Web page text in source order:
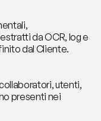
da OCR, log e
dal Cliente.
utenti,
presenti nei